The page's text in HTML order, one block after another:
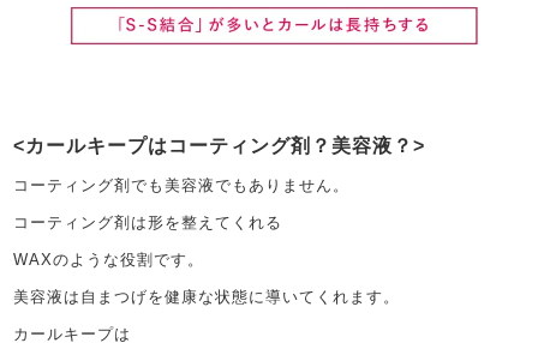
カールキープはコーティング剤？美容液？
コーティング剤でも美容液でもありません。
コーティング剤は形を整えてくれる
WAXのような役割です。
美容液は自まつげを健康な状態に導いてくれます。
カールキープは